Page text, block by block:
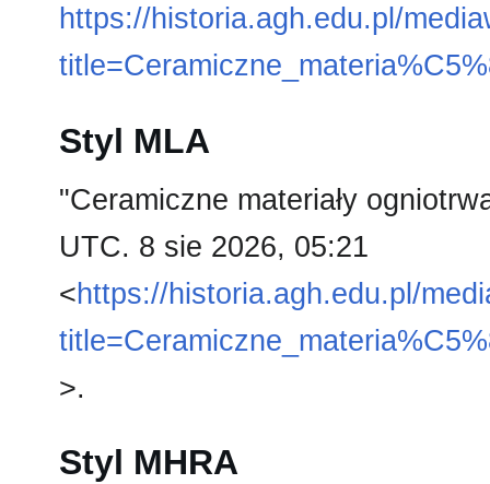
https://historia.agh.edu.pl/
Styl MLA
"Ceramiczne materiały
UTC. 8 sie 2026, 05:21
<https://historia.agh.edu.pl/
>.
Styl MHRA